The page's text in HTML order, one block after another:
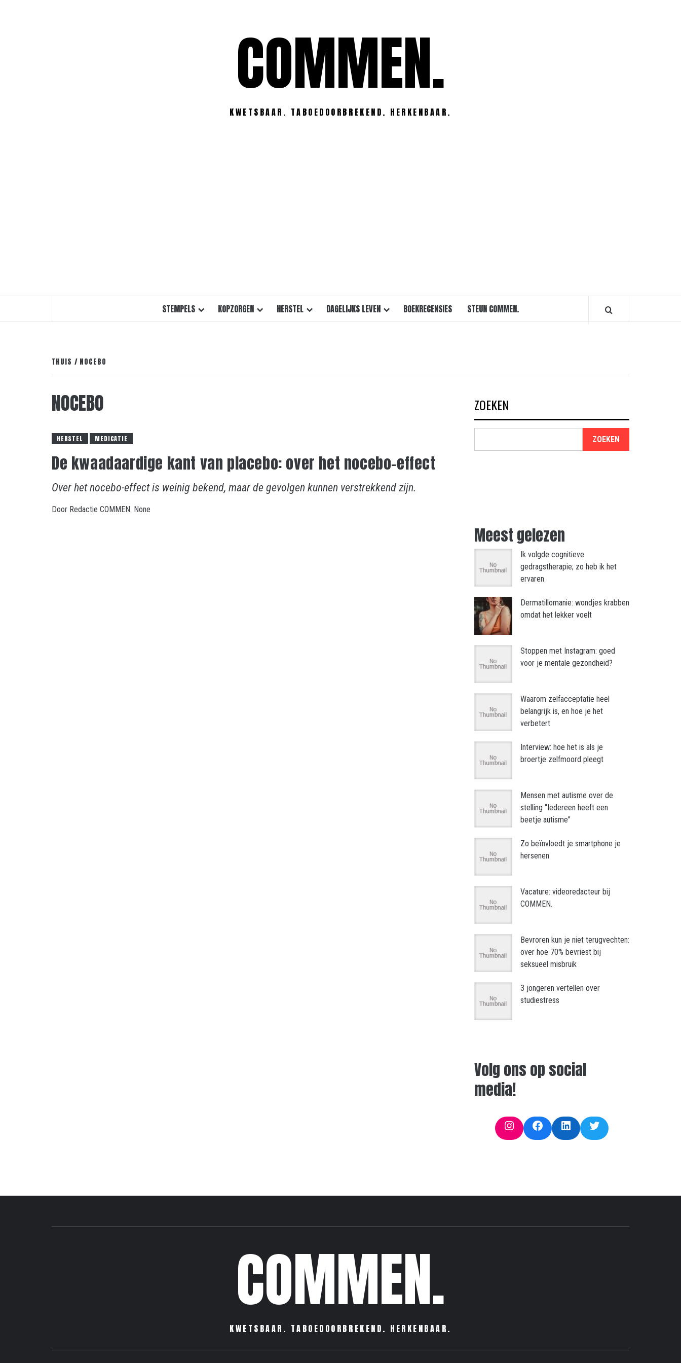
COMMEN.
KWETSBAAR. TABOEDOORBREKEND. HERKENBAAR.
STEMPELS KOPZORGEN HERSTEL DAGELIJKS LEVEN BOEKRECENSIES STEUN COMMEN.
THUIS NOCEBO
NOCEBO
HERSTEL MEDICATIE
De kwaadaardige kant van placebo: over het nocebo-effect
Over het nocebo-effect is weinig bekend, maar de gevolgen kunnen verstrekkend zijn.
Door Redactie COMMEN. None
ZOEKEN
ZOEKEN
Meest gelezen
Ik volgde cognitieve
gedragstherapie; zo heb ik het
ervaren
Dermatillomanie: wondjes krabben
omdat het lekker voelt
Stoppen met Instagram: goed
voor je mentale gezondheid?
Waarom zelfacceptatie heel
belangrijk is, en hoe je het
verbetert
Interview: hoe het is als je
broertje zelfmoord pleegt
Mensen met autisme over de
stelling “Iedereen heeft een
beetje autisme”
Zo beïnvloedt je smartphone je
hersenen
Vacature: videoredacteur bij
COMMEN.
Bevroren kun je niet terugvechten:
over hoe 70% bevriest bij
seksueel misbruik
3 jongeren vertellen over
studiestress
Volg ons op social
media!
InstagramFacebookLinkedInTwitter
COMMEN.
KWETSBAAR. TABOEDOORBREKEND. HERKENBAAR.